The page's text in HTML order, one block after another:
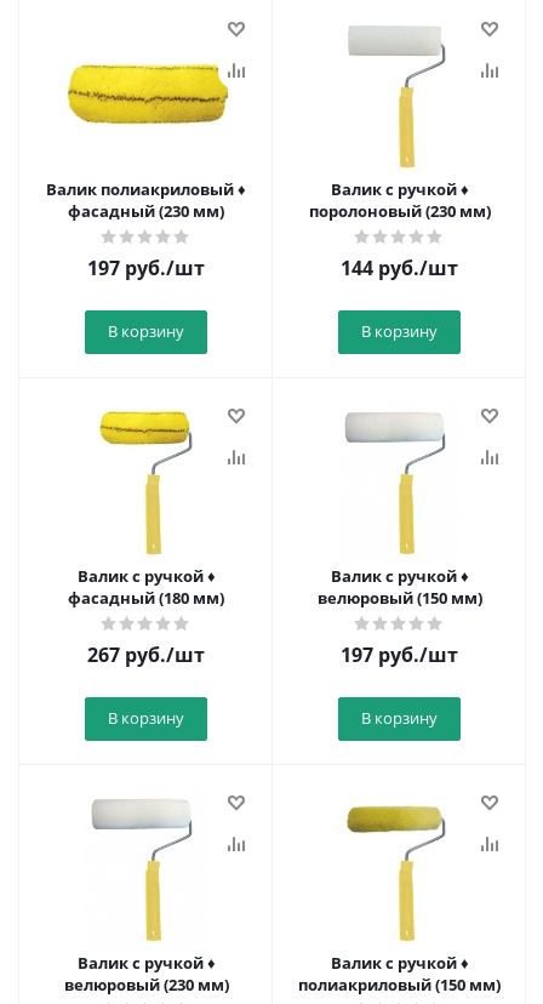
Валик полиакриловый ♦
фасадный (230 мм)
197 руб./шт
В корзину
Валик с ручкой ♦
поролоновый (230 мм)
144 руб./шт
В корзину
Валик с ручкой ♦
фасадный (180 мм)
267 руб./шт
В корзину
Валик с ручкой ♦
велюровый (150 мм)
197 руб./шт
В корзину
Валик с ручкой ♦
велюровый (230 мм)
Валик с ручкой ♦
полиакриловый (150 мм)